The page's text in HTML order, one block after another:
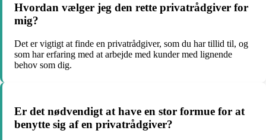
Hvordan vælger jeg den rette privatrådgiver for
mig?
Det er vigtigt at finde en privatrådgiver, som du har tillid til, og
som har erfaring med at arbejde med kunder med lignende
behov som dig.
Er det nødvendigt at have en stor formue for at
benytte sig af en privatrådgiver?